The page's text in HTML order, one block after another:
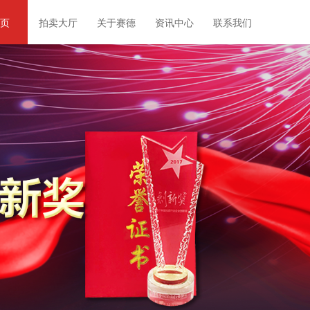
拍卖大厅 关于赛德 资讯中心 联系我们